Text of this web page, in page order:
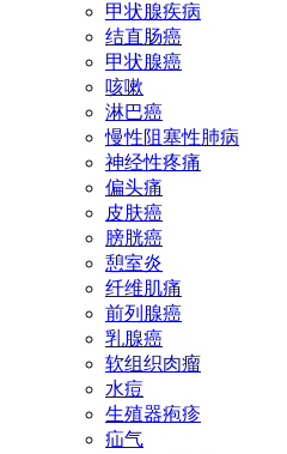
甲状腺疾病
结直肠癌
甲状腺癌
咳嗽
淋巴癌
慢性阻塞性肺病
神经性疼痛
偏头痛
皮肤癌
膀胱癌
憩室炎
纤维肌痛
前列腺癌
乳腺癌
软组织肉瘤
水痘
生殖器疱疹
疝气